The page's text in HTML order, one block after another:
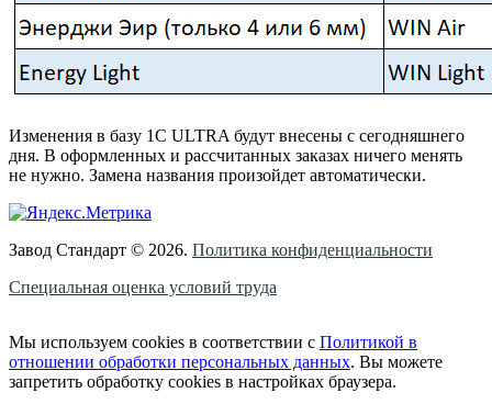
Изменения в базу 1С ULTRA будут внесены с сегодняшнего
дня. В оформленных и рассчитанных заказах ничего менять
не нужно. Замена названия произойдет автоматически.
Завод Стандарт © 2026. Политика конфиденциальности
Специальная оценка условий труда
Мы используем cookies в соответствии с Политикой в
отношении обработки персональных данных. Вы можете
запретить обработку cookies в настройках браузера.